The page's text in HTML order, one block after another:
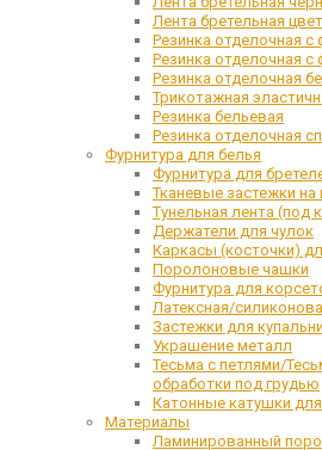
Лента бретельная
Резинка отделочная
Резинка отделочная с
Резинка отделочная
Трикотажная
Резинка бельевая
Резинка отделочная
Фурнитура для белья
Фурнитура для
Тканевые застежки
Тунельная лента (под
Держатели для чулок
Каркасы (косточки)
Поролоновые чашки
Фурнитура для
Латексная/
Застежки для
Украшение металл
Тесьма с петлями/
обработки под грудью
Катонные катушки
Материалы
Ламинированный